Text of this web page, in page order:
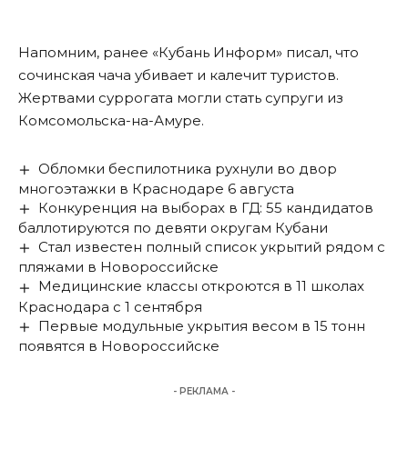
Напомним, ранее «Кубань Информ» писал, что
сочинская чача убивает и калечиттуристов.
Жертвами суррогата могли стать супруги из
Комсомольска-на-Амуре.
Обломки беспилотника рухнули во двор
многоэтажки в Краснодаре 6 августа
Конкуренция на выборах в ГД: 55 кандидатов
баллотируются по девяти округам Кубани
Стал известен полный список укрытий рядом с
пляжами в Новороссийске
Медицинские классы откроются в 11 школах
Краснодара с 1 сентября
Первые модульные укрытия весом в 15 тонн
появятся в Новороссийске
- РЕКЛАМА -